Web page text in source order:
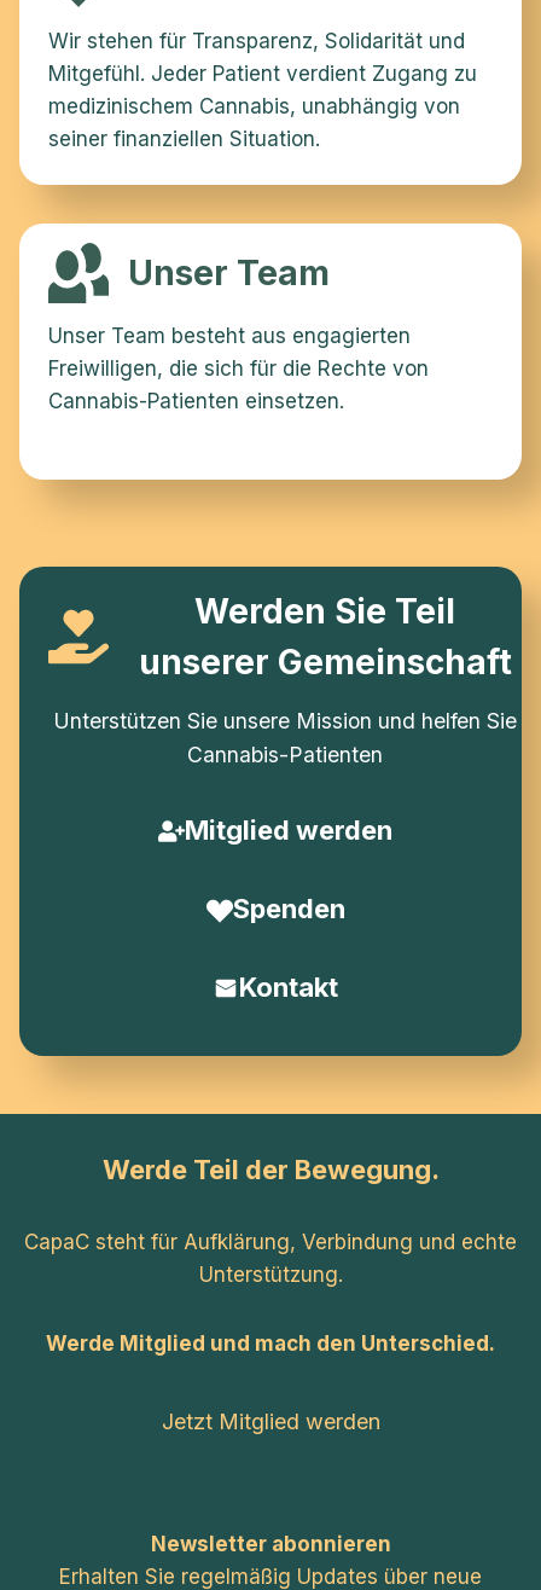
Wir stehen für Transparenz, Solidarität und
Mitgefühl. Jeder Patient verdient Zugang zu
medizinischem Cannabis, unabhängig von
seiner finanziellen Situation.
Unser Team
Unser Team besteht aus engagierten
Freiwilligen, die sich für die Rechte von
Cannabis-Patienten einsetzen.
Werden Sie Teil
unserer Gemeinschaft
Unterstützen Sie unsere Mission und helfen Sie
Cannabis-Patienten
Mitglied werden
Spenden
Kontakt
Werde Teil der Bewegung.
CapaC steht für Aufklärung, Verbindung und echte
Unterstützung.
Werde Mitglied und mach den Unterschied.
Jetzt Mitglied werden
Newsletter abonnieren
Erhalten Sie regelmäßig Updates über neue